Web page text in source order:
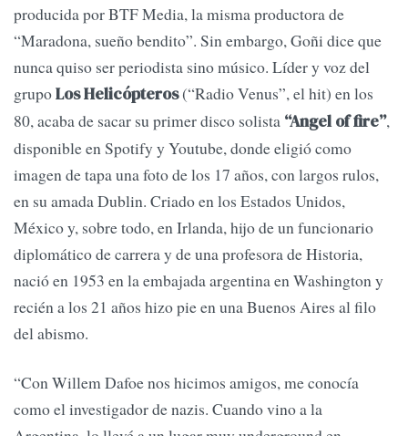
producida por BTF Media, la misma productora de
“Maradona, sueño bendito”. Sin embargo, Goñi dice que
nunca quiso ser periodista sino músico. Líder y voz del
grupoLos Helicópteros(“Radio Venus”, el hit) en los
80, acaba de sacar su primer disco solista “Angel of fire”,
disponible en Spotify y Youtube, donde eligió como
imagen de tapa una foto de los 17 años, con largos rulos,
en su amada Dublin. Criado en los Estados Unidos,
México y, sobre todo, en Irlanda, hijo de un funcionario
diplomático de carrera y de una profesora de Historia,
nació en 1953 en la embajada argentina en Washington y
recién a los 21 años hizo pie en una Buenos Aires al filo
del abismo.
“Con Willem Dafoe nos hicimos amigos, me conocía
como el investigador de nazis. Cuando vino a la